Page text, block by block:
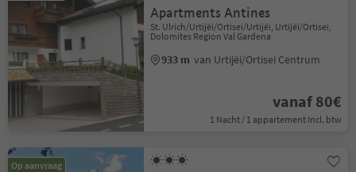
Apartments Antines
St. Ulrich/Urtijëi/Ortisei/Urtijëi, Urtijëi/Ortisei,
Dolomites Region Val Gardena
933 m van Urtijëi/Ortisei Centrum
vanaf 80€
1 Nacht / 1 appartement Incl. btw
Op aanvraag